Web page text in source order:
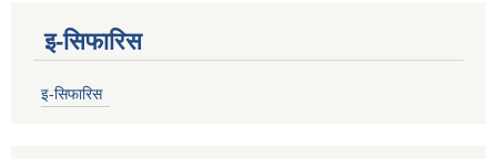
इ-सिफारिस
इ-सिफारिस